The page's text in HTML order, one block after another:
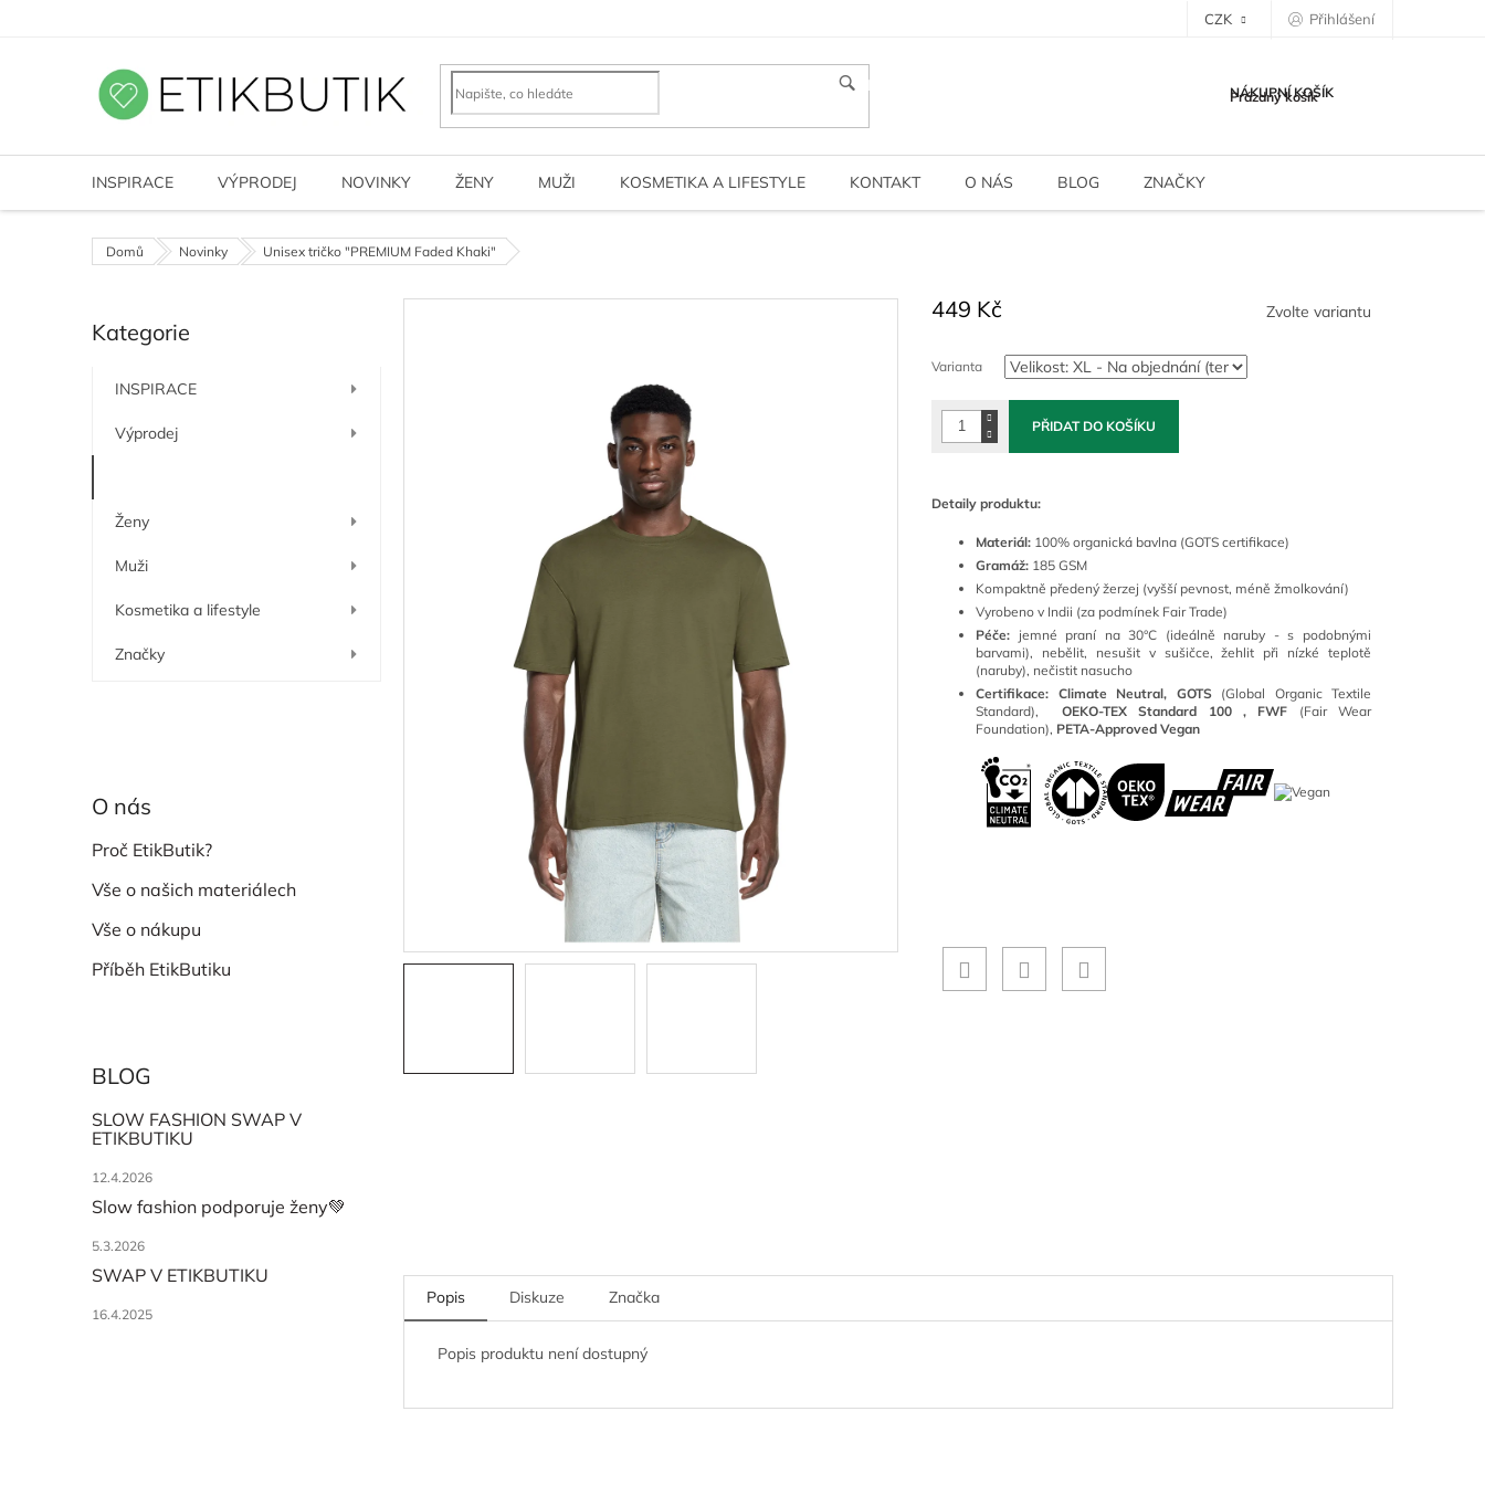
CZK Přihlášení
HLEDAT NÁKUPNÍ KOŠÍK
Prázdný košík
INSPIRACE VÝPRODEJ NOVINKY ŽENY MUŽI KOSMETIKA A LIFESTYLE KONTAKT O NÁS BLOG ZNAČKY
Domů Novinky Unisex tričko "PREMIUM Faded Khaki"
o
n
í
Přeskočit
kategorie
Kategorie
INSPIRACE
Výprodej
Ženy
Muži
Kosmetika a lifestyle
Značky
O nás
Proč EtikButik?
Vše o našich materiálech
Vše o nákupu
Příběh EtikButiku
BLOG
SLOW FASHION SWAP V
ETIKBUTIKU
12.4.2026
Slow fashion podporuje ženy💚
5.3.2026
SWAP V ETIKBUTIKU
16.4.2025
449 Kč
cena:
Zvolte variantu
Varianta
PŘIDAT DO KOŠÍKU
Detaily produktu:
Materiál: 100% organická bavlna (GOTS certifikace)
Gramáž: 185 GSM
Kompaktně předený žerzej (vyšší pevnost, méně žmolkování)
Vyrobeno v Indii (za podmínek Fair Trade)
Péče: jemné praní na 30°C (ideálně naruby - s podobnými
barvami), nebělit, nesušit v sušičce, žehlit při nízké teplotě
(naruby), nečistit nasucho
Certifikace: Climate Neutral, GOTS(Global Organic Textile
Standard),
OEKO-TEX Standard 100 , FWF (Fair Wear
Foundation), PETA-Approved Vegan
Popis Diskuze Značka
Popis produktu není dostupný